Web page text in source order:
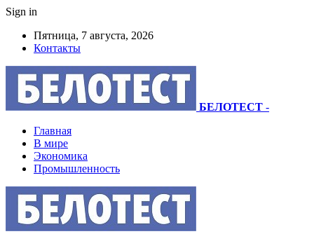
Sign in
Пятница, 7 августа, 2026
Контакты
БЕЛОТЕСТ -
Главная
В мире
Экономика
Промышленность